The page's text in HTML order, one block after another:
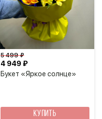
Букет «Яркое солнце»
4 949 ₽
5 499 ₽
КУПИТЬ